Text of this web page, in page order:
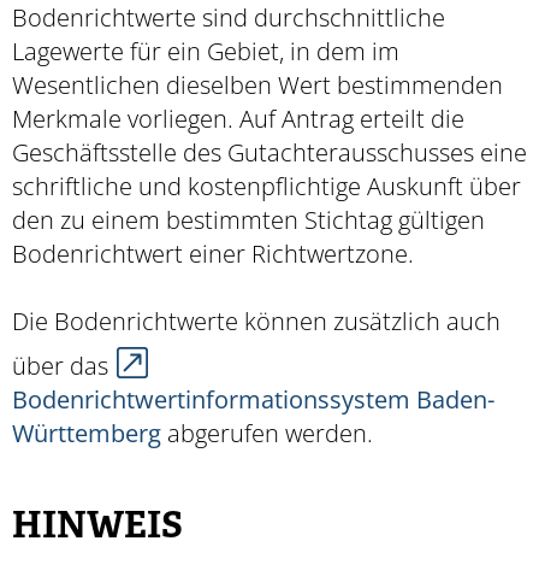
Bodenrichtwerte sind durchschnittliche
Lagewerte für ein Gebiet, in dem im
Wesentlichen dieselben Wert bestimmenden
Merkmale vorliegen. Auf Antrag erteilt die
Geschäftsstelle des Gutachterausschusses eine
schriftliche und kostenpflichtige Auskunft über
den zu einem bestimmten Stichtag gültigen
Bodenrichtwert einer Richtwertzone.
Die Bodenrichtwerte können zusätzlich auch
über das
Bodenrichtwertinformationssystem Baden-
Württemberg abgerufen werden.
HINWEIS